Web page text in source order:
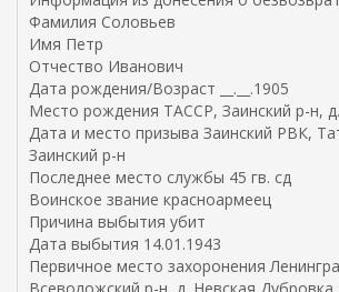
н
с
ы
л
а
)
Фамилия Соловьев
Имя Петр
Отчество Иванович
Дата рождения/Возраст __.__.1905
Место рождения ТАССР, Заинский р-н,
Дата и место призыва Заинский РВК,
Заинский р-н
Последнее место службы 45 гв. сд
Воинское звание красноармеец
Причина выбытия убит
Дата выбытия 14.01.1943
Первичное место захоронения